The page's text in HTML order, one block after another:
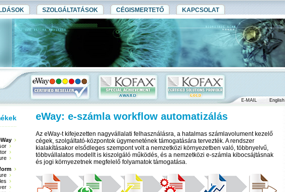
SZOLGÁLTATÁSOK CÉGISMERTETŐ KAPCSOLAT
E-MAIL English
eWay: e-számla workflow automatizálás
Az eWay-t kifejezetten nagyvállalati felhasználásra, a hatalmas számlavolument kezelő
cégek, szolgáltató-központok ügymenetének támogatására tervezték. A rendszer
kialakításakor elsődleges szempont volt a nemzetközi környezetben való, többnyelvű,
többvállalatos modellt is kiszolgáló működés, és a nemzetközi e-számla kibocsájtásnak
és jogi környezetnek megfelelő folyamatok támogatása.